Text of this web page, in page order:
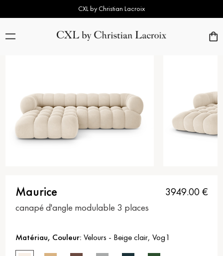
CXL by Christian Lacroix
Maurice 3949.00€
canapé d'angle modulable 3 places
Matériau, Couleur: Velours - Beige clair,Vog1